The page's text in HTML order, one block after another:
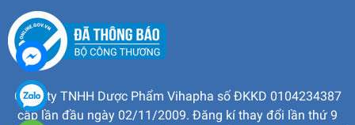
Công ty TNHH Dược Phẩm Vihapha số ĐKKD 0104234387
cấp lần đầu ngày 02/11/2009. Đăng kí thay đổi lần thứ 9